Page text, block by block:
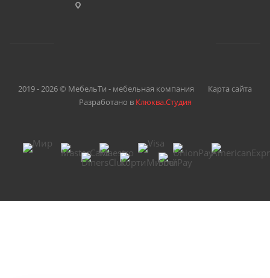
2019 - 2026 © МебельТи - мебельная компания
Карта сайта
Разработано в Клюква.Студия